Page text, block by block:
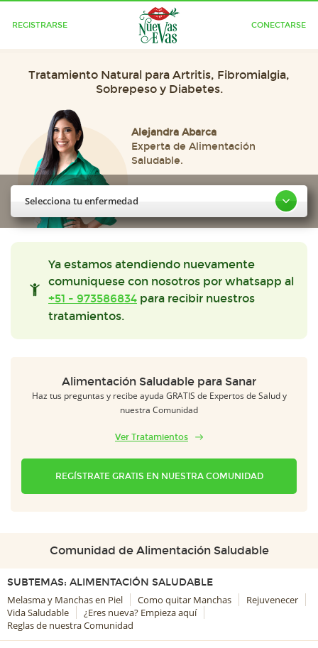
REGISTRARSE CONECTARSE
Tratamiento Natural para Artritis, Fibromialgia,
Sobrepeso y Diabetes.
Alejandra Abarca
Experta de Alimentación
Saludable.
Selecciona tu enfermedad
Ya estamos atendiendo nuevamente
comuniquese con nosotros por whatsapp al
+51 - 973586834 para recibir nuestros
tratamientos.
Alimentación Saludable para Sanar
Haz tus preguntas y recibe ayuda GRATIS de Expertos de Salud y
nuestra Comunidad
Ver Tratamientos
REGÍSTRATE GRATIS EN NUESTRA COMUNIDAD
Comunidad de Alimentación Saludable
SUBTEMAS: ALIMENTACIÓN SALUDABLE
Melasma y Manchas en Piel Como quitar Manchas
Rejuvenecer
Vida Saludable
¿Eres nueva? Empieza aquí
Reglas de nuestra Comunidad